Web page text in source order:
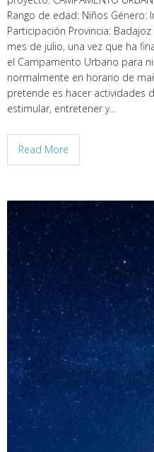
Rango de edad: Niños Género:
Participación Provincia:
mes de julio, una vez que ha
el Campamento Urbano para
normalmente en horario de
pretende es hacer actividades
estimular, entretener y…
Read More